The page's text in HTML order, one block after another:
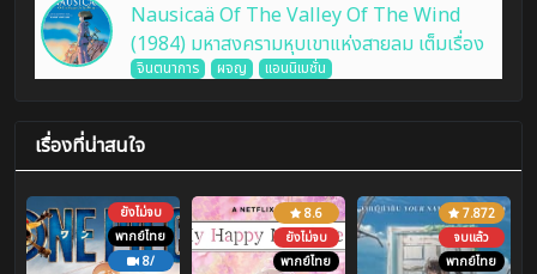
Nausicaä Of The Valley Of The Wind
(1984) มหาสงครามหุบเขาแห่งสายลม เต็มเรื่อง
จินตนาการ ผจญ แอนนิเมชั่น
เรื่องที่น่าสนใจ
ยังไม่จบ
พากย์ไทย
8/
8.6
ยังไม่จบ
พากย์ไทย
7.872
จบแล้ว
พากย์ไทย